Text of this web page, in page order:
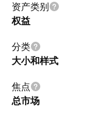
资产类别
权益
分类
大小和样式
焦点
总市场